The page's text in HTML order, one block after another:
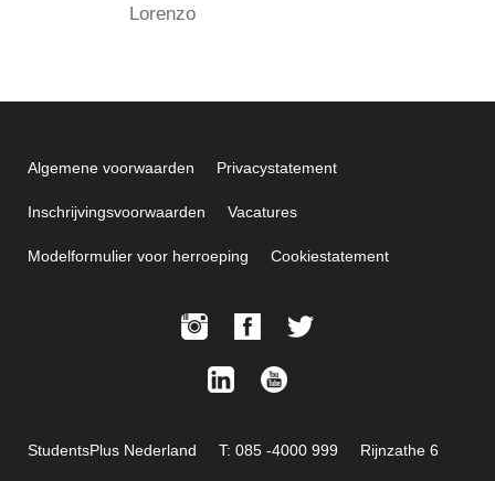
Lorenzo
Algemene voorwaarden Privacystatement
Inschrijvingsvoorwaarden Vacatures
Modelformulier voor herroeping Cookiestatement
StudentsPlus Nederland T: 085 -4000 999 Rijnzathe 6